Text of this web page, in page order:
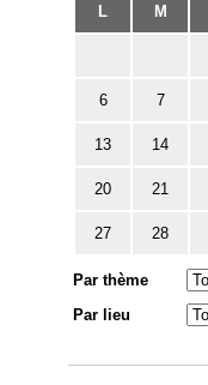
L M
6 7
13 14
20 21
27 28
Par thème
Par lieu